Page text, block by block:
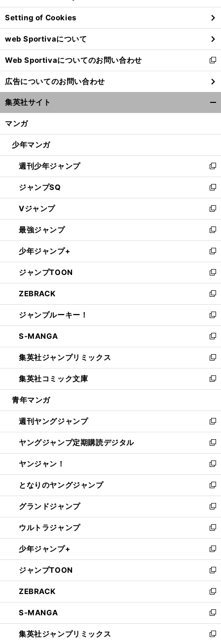
ン
ド
ウ
で
開
く
Setting of Cookies
web Sportivaについて
Web Sportivaについてのお問い合わせ
新
し
い
ウ
ィ
ン
ウ
開
く
広告についてのお問い合わせ
集英社サイト
マンガ
少年マンガ
週刊少年ジャンプ
新
し
い
ウ
ィ
ン
ド
ウ
で
開
く
ジャンプSQ
新
し
い
ウ
ィ
ン
ド
ウ
で
開
く
Vジャンプ
新
し
い
ウ
ィ
ン
ド
ウ
で
開
く
最強ジャンプ
新
し
い
ウ
ィ
ン
ド
ウ
で
開
く
少年ジャンプ+
新
し
い
ウ
ィ
ン
ド
ウ
で
開
く
ジャンプTOON
新
し
い
ウ
ィ
ン
ド
ウ
で
開
く
ZEBRACK
新
し
い
ウ
ィ
ン
ド
ウ
で
開
ジャンプルーキー！
新
し
い
ウ
ィ
ン
ド
ウ
開
く
S-MANGA
新
し
い
ウ
ィ
ン
ウ
で
開
く
集英社ジャンプリミックス
新
し
い
ウ
ン
ド
ウ
で
開
く
集英社コミック文庫
新
し
ウ
ィ
ン
ド
ウ
で
開
く
青年マンガ
週刊ヤングジャンプ
新
し
い
ウ
ィ
ン
ド
ウ
で
開
く
ヤングジャンプ定期購読デジタル
新
し
い
ウ
ィ
ン
ド
ウ
で
開
く
ヤンジャン！
新
し
い
ウ
ィ
ン
ド
ウ
で
開
く
となりのヤングジャンプ
新
し
い
ウ
ィ
ン
ド
ウ
で
開
く
グランドジャンプ
新
し
い
ウ
ィ
ン
ド
ウ
で
開
く
ウルトラジャンプ
新
し
い
ウ
ィ
ン
ド
ウ
で
開
く
少年ジャンプ+
新
し
い
ウ
ィ
ン
ド
ウ
で
ジャンプTOON
新
し
い
ウ
ィ
ン
ド
ZEBRACK
新
し
い
ウ
ィ
S-MANGA
新
し
い
集英社ジャンプリミックス
新